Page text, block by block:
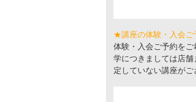
★講座の体験・入会ご
体験・入会ご予約を
学につきましては店
定していない講座がご